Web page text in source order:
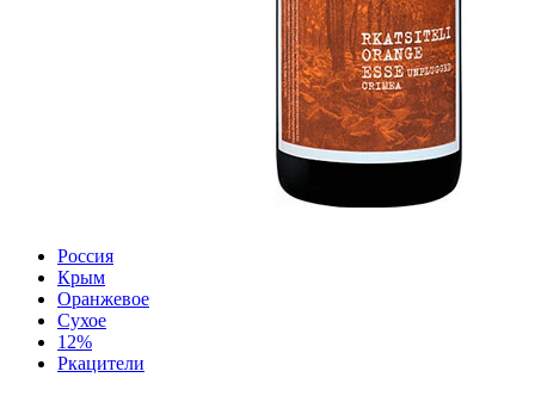
Россия
Крым
Оранжевое
Сухое
12%
Ркацители